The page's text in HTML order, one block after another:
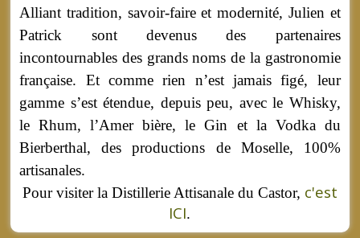
Alliant tradition, savoir-faire et modernité, Julien et
Patrick sont devenus des partenaires
incontournables des grands noms de la gastronomie
française. Et comme rien n’est jamais figé, leur
gamme s’est étendue, depuis peu, avec le Whisky,
le Rhum, l’Amer bière, le Gin et la Vodka du
Bierberthal, des productions de Moselle, 100%
artisanales.
Pour visiter la Distillerie Attisanale du Castor, c'est
ICI.